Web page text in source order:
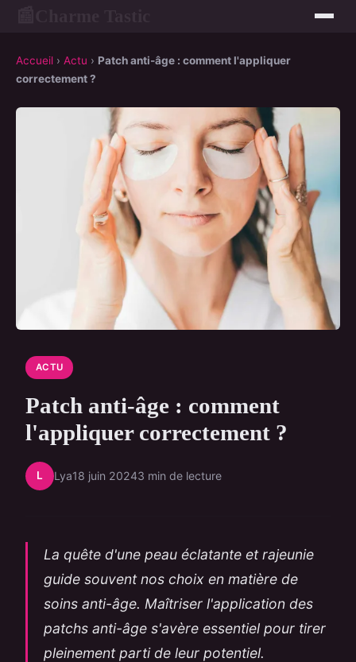
Accueil › Actu › Patch anti-âge : comment l'appliquer
correctement ?
ACTU
Patch anti-âge : comment
l'appliquer correctement ?
L Lya18 juin 20243 min de lecture
La quête d'une peau éclatante et rajeunie
guide souvent nos choix en matière de
soins anti-âge. Maîtriser l'application des
patchs anti-âge s'avère essentiel pour tirer
pleinement parti de leur potentiel.